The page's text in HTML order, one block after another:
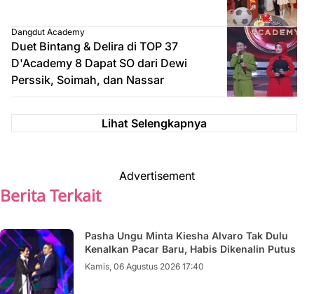
Dangdut Academy
Duet Bintang & Delira di TOP 37
D'Academy 8 Dapat SO dari Dewi
Perssik, Soimah, dan Nassar
Lihat Selengkapnya
Advertisement
Berita Terkait
Pasha Ungu Minta Kiesha Alvaro Tak Dulu
Kenalkan Pacar Baru, Habis Dikenalin Putus
Kamis, 06 Agustus 2026 17:40